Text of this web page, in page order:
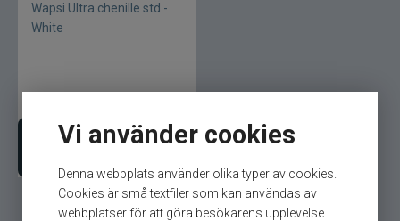
Vi använder cookies
Denna webbplats använder olika typer av cookies.
Cookies är små textfiler som kan användas av
webbplatser för att göra besökarens upplevelse
Ahrex
BKK
Wapsi Ultra chenille std -
White
Lägg i varukorgen